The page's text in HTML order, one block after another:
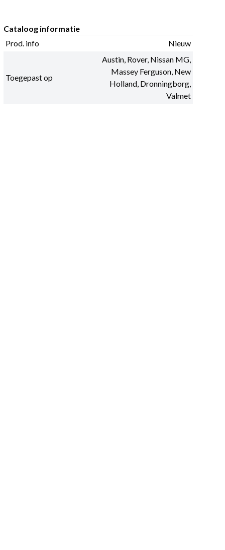
Cataloog informatie
Prod. info
Nieuw
Toegepast op
Austin, Rover, Nissan MG,
Massey Ferguson, New
Holland, Dronningborg,
Valmet